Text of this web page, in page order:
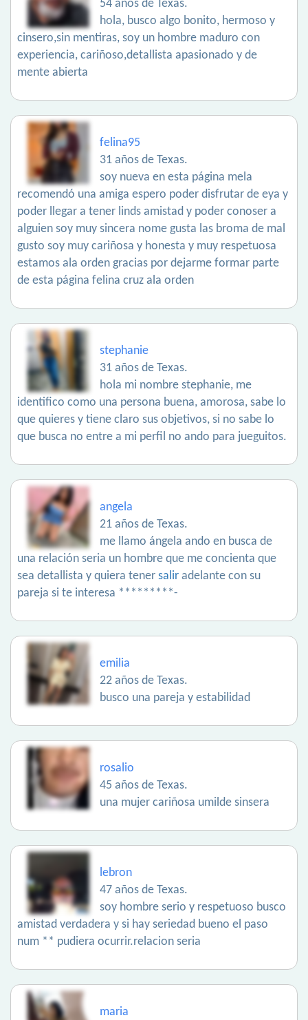
54 años de Texas.
hola, busco algo bonito, hermoso y
cinsero,sin mentiras, soy un hombre maduro con
experiencia, cariñoso,detallista apasionado y de
mente abierta
felina95
31 años de Texas.
soy nueva en esta página mela
recomendó una amiga espero poder disfrutar de eya y
poder llegar a tener linds amistad y poder conoser a
alguien soy muy sincera nome gusta las broma de mal
gusto soy muy cariñosa y honesta y muy respetuosa
estamos ala orden gracias por dejarme formar parte
de esta página felina cruz ala orden
stephanie
31 años de Texas.
hola mi nombre stephanie, me
identifico como una persona buena, amorosa, sabe lo
que quieres y tiene claro sus objetivos, si no sabe lo
que busca no entre a mi perfil no ando para jueguitos.
angela
21 años de Texas.
me llamo ángela ando en busca de
una relación seria un hombre que me concienta que
sea detallista y quiera tener salir adelante con su
pareja si te interesa *********-
emilia
22 años de Texas.
busco una pareja y estabilidad
rosalio
45 años de Texas.
una mujer cariñosa umilde sinsera
lebron
47 años de Texas.
soy hombre serio y respetuoso busco
amistad verdadera y si hay seriedad bueno el paso
num ** pudiera ocurrir.relacion seria
maria